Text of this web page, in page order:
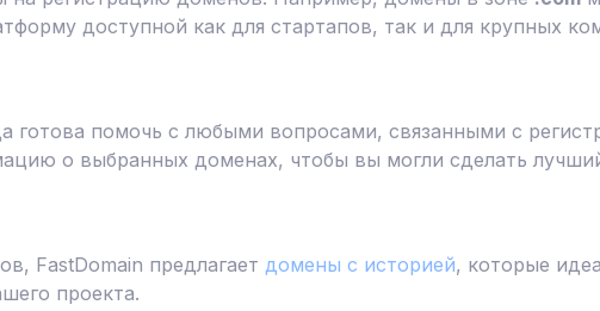
доступной как для стартапов, так и для крупных
готова помочь с любыми вопросами, связанными с
о выбранных доменах, чтобы вы могли сделать
FastDomain предлагает домены с историей, которые
проекта.